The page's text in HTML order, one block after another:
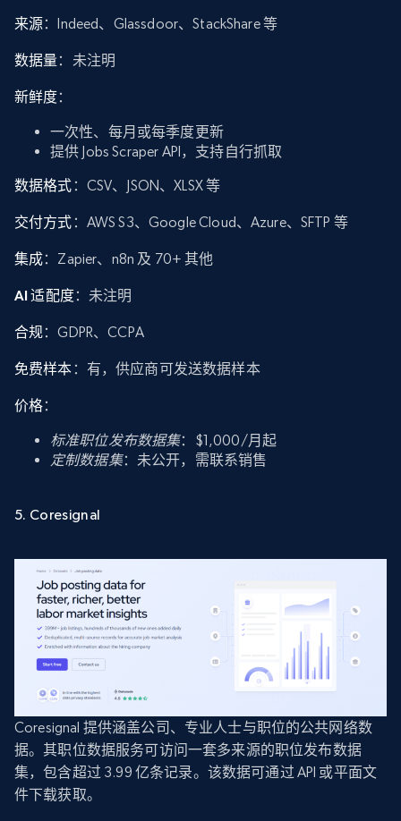
来源：Indeed、Glassdoor、StackShare 等
数据量：未注明
新鲜度：
一次性、每月或每季度更新
提供 Jobs Scraper API，支持自行抓取
数据格式 ：CSV、JSON、XLSX 等
交付方式 ：AWS S3、Google Cloud、Azure、SFTP 等
集成：Zapier、n8n 及 70+ 其他
AI 适配度：未注明
合规 ：GDPR、CCPA
免费样本 ：有，供应商可发送数据样本
价格：
标准职位发布数据集：$1,000/月起
定制数据集：未公开，需联系销售
5. Coresignal
Coresignal 提供涵盖公司、专业人士与职位的公共网络数
据。其职位数据服务可访问一套多来源的职位发布数据
集，包含超过 3.99 亿条记录。该数据可通过 API 或平面文
件下载获取。